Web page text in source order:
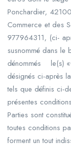
Ponchardier,
Commerce et des
977964311, (ci-
susnommé dans
dénommés le(s)
désignés ci-après
tels que définis ci-
présentes
Parties sont
toutes conditions
forment un tout